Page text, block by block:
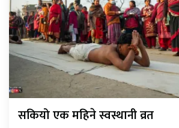
सकियो एक महिने स्वस्थानी व्रत